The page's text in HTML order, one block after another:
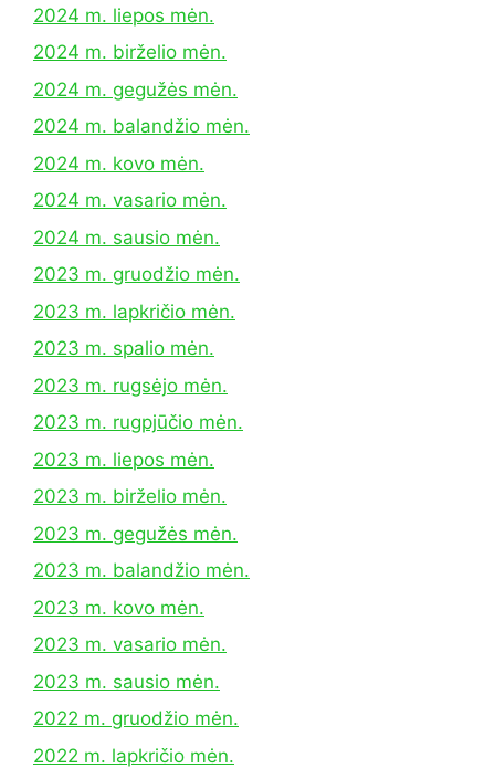
2024 m. liepos mėn.
2024 m. birželio mėn.
2024 m. gegužės mėn.
2024 m. balandžio mėn.
2024 m. kovo mėn.
2024 m. vasario mėn.
2024 m. sausio mėn.
2023 m. gruodžio mėn.
2023 m. lapkričio mėn.
2023 m. spalio mėn.
2023 m. rugsėjo mėn.
2023 m. rugpjūčio mėn.
2023 m. liepos mėn.
2023 m. birželio mėn.
2023 m. gegužės mėn.
2023 m. balandžio mėn.
2023 m. kovo mėn.
2023 m. vasario mėn.
2023 m. sausio mėn.
2022 m. gruodžio mėn.
2022 m. lapkričio mėn.